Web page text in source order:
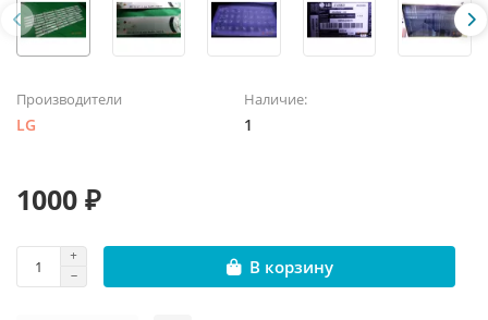
Производители
LG
Наличие:
1
1000 ₽
В корзину